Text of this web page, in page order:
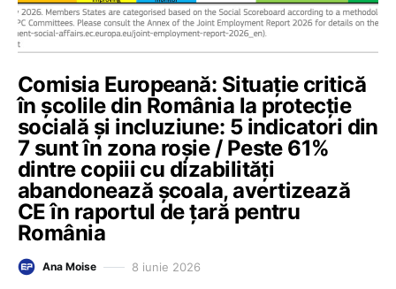
Comisia Europeană: Situație critică
în școlile din România la protecție
socială și incluziune: 5 indicatori din
7 sunt în zona roșie / Peste 61%
dintre copiii cu dizabilități
abandonează școala, avertizează
CE în raportul de țară pentru
România
Ana Moise 8 iunie 2026